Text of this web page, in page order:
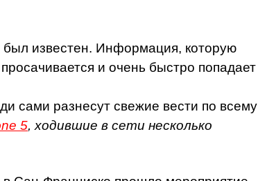
известен. Информация, которую
и очень быстро попадает
сами разнесут свежие вести по всему
5, ходившие в сети несколько